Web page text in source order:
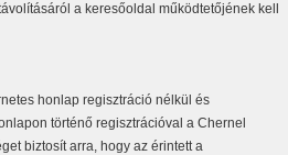
a keresőoldal működtetőjének kell
honlap regisztráció nélkül és
történő regisztrációval a Chernel
biztosít arra, hogy az érintett a